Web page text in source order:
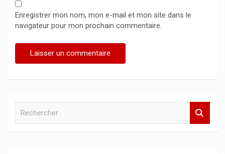
Enregistrer mon nom, mon e-mail et mon site dans le
navigateur pour mon prochain commentaire.